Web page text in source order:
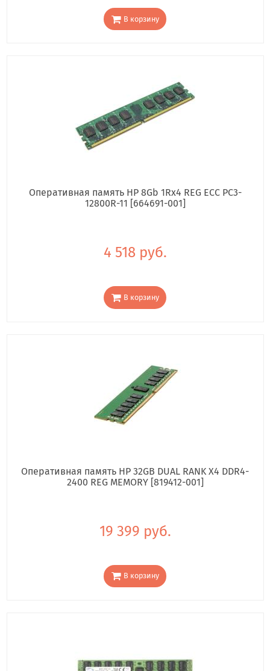
В корзину
Оперативная память HP 8Gb 1Rx4 REG ECC PC3-
12800R-11 [664691-001]
4 518 руб.
В корзину
Оперативная память HP 32GB DUAL RANK X4 DDR4-
2400 REG MEMORY [819412-001]
19 399 руб.
В корзину